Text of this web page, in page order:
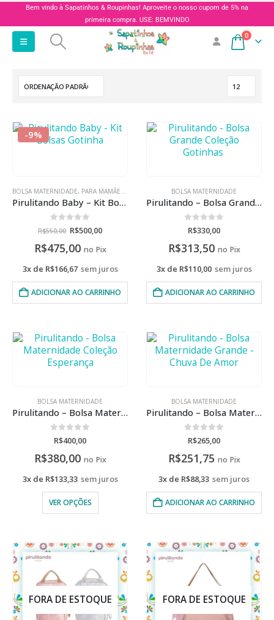
Bem vindo à Sapatinhos & Roupinhas! Aproveite o nosso cupom de 5% na
primeira compra. USE: BEMVINDO
0
-9%
BOLSA MATERNIDADE, PARA MAMÃES ,
Pirulitando Baby – Kit Bolsas Gotinha
de 5
R$550,00 R$500,00
R$475,00 no Pix
3x de R$166,67 sem juros
ADICIONAR AO CARRINHO
BOLSA MATERNIDADE
Pirulitando – Bolsa Grande Coleção Gotinhas
0de 5
R$330,00
R$313,50 no Pix
3x de R$110,00 sem juros
ADICIONAR AO CARRINHO
BOLSA MATERNIDADE
Pirulitando – Bolsa Maternidade Coleção Esperança
0de 5
R$400,00
R$380,00 no Pix
3x de R$133,33 sem juros
VER OPÇÕES
BOLSA MATERNIDADE
Pirulitando – Bolsa Maternidade Grande – Chuva De Amor
0de 5
R$265,00
R$251,75 no Pix
3x de R$88,33 sem juros
ADICIONAR AO CARRINHO
FORA DE ESTOQUE FORA DE ESTOQUE